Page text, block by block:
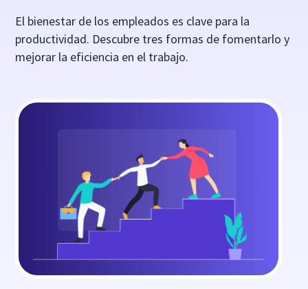
El bienestar de los empleados es clave para la
productividad. Descubre tres formas de fomentarlo y
mejorar la eficiencia en el trabajo.